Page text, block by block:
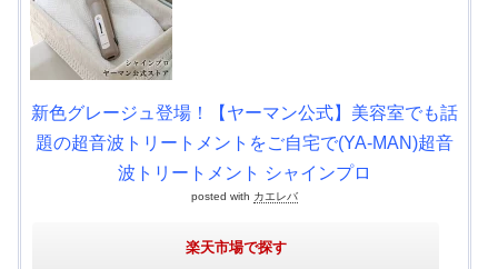
新色グレージュ登場！【ヤーマン公式】美容室でも話
題の超音波トリートメントをご自宅で(YA-MAN)超音
波トリートメント シャインプロ
posted with カエレバ
楽天市場で探す